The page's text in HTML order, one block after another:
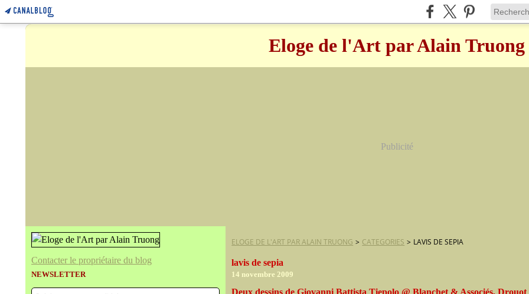
Eloge de l'Art par Alain Truong
Publicité
Contacter le propriétaire du blog
NEWSLETTER
ELOGE DE L'ART PAR ALAIN TRUONG > CATEGORIES > LAVIS DE SEPIA
lavis de sepia
14 novembre 2009
Deux dessins de Giovanni Battista Tiepolo @ Blanchet & Associés, Drouot